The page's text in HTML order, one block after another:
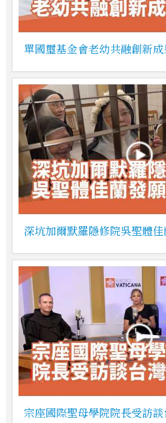
單國璽基金會老幼共融創新
深坑加爾默羅隱修院吳聖體
宗座國際聖母學院院長受訪